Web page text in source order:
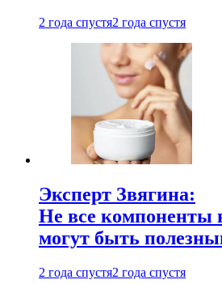
2 года спустя2 года спустя
Эксперт Звягина:
Не все компоненты
могут быть
2 года спустя2 года спустя